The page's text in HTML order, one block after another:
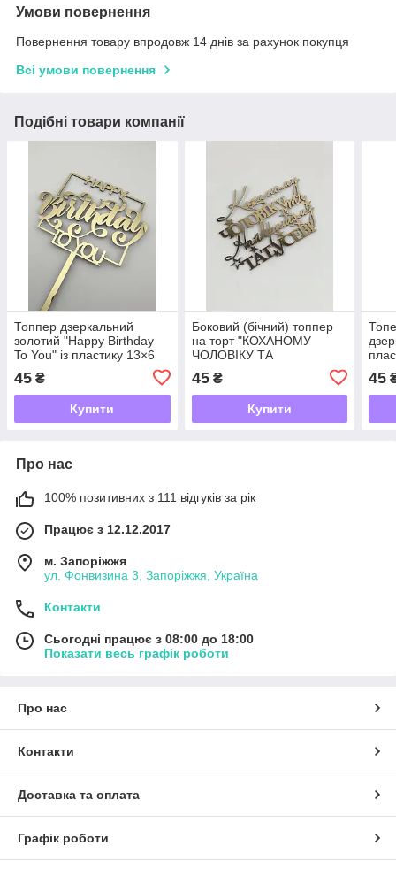
Умови повернення
Повернення товару впродовж 14 днів за рахунок покупця
Всі умови повернення
Подібні товари компанії
Топпер дзеркальний
золотий "Happy Birthday
To You" із пластику 13×6
см для декору святкового
торта
45 ₴
Купити
Боковий (бічний) топпер
на торт "КОХАНОМУ
ЧОЛОВІКУ ТА
НАЙКРАЩОМУ ТАТУСЕВІ"
(12 см) дзеркальний
золотий із пластику
45₴
Купити
45
Про нас
100% позитивних з 111 відгуків за рік
Працює з 12.12.2017
м. Запоріжжя
ул. Фонвизина 3, Запоріжжя, Україна
Контакти
Сьогодні працює з 08:00 до 18:00
Показати весь графік роботи
Про нас
Контакти
Доставка та оплата
Графік роботи